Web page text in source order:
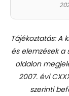
Tájékoztatás: A
és elemzések a
oldalon
2007. évi
szerinti